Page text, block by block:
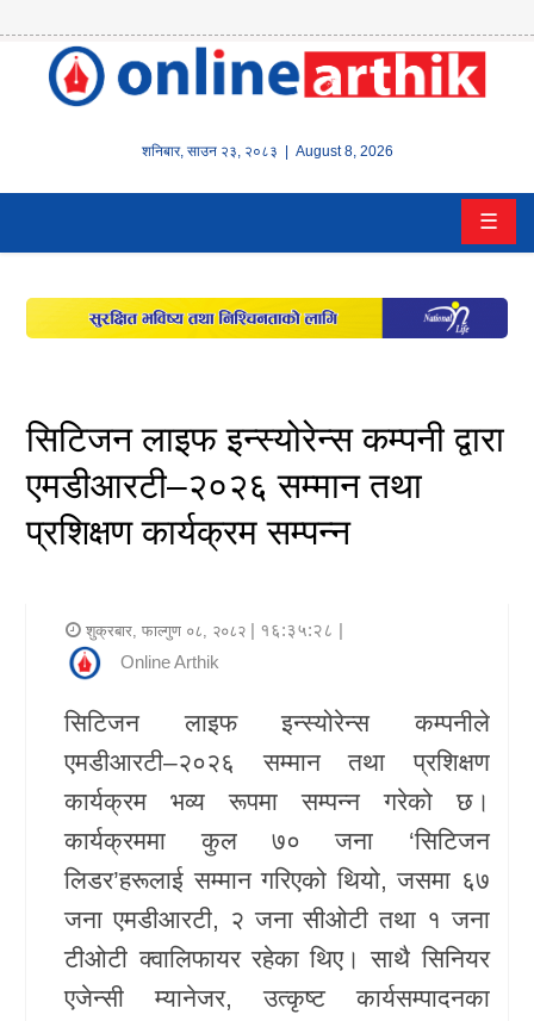
शनिबार, साउन २३, २०८३ | August 8, 2026
होम
वित्त
इन्स्योरेन्स
पूँजीबजार
अटो
कला
राजनीति
भिडियो
समाचार
सूचना
प्रविधि
शिक्षा
☰
सिटिजन लाइफ इन्स्योरेन्स कम्पनी द्वारा
एमडीआरटी–२०२६ सम्मान तथा
प्रशिक्षण कार्यक्रम सम्पन्न
शुक्रबार, फाल्गुण ०८, २०८२ | १६:३५:२८ |
Online Arthik
सिटिजन लाइफ इन्स्योरेन्स कम्पनीले
एमडीआरटी–२०२६ सम्मान तथा प्रशिक्षण
कार्यक्रम भव्य रूपमा सम्पन्न गरेको छ।
कार्यक्रममा कुल ७० जना ‘सिटिजन
लिडर’हरूलाई सम्मान गरिएको थियो, जसमा ६७
जना एमडीआरटी, २ जना सीओटी तथा १ जना
टीओटी क्वालिफायर रहेका थिए। साथै सिनियर
एजेन्सी म्यानेजर, उत्कृष्ट कार्यसम्पादनका